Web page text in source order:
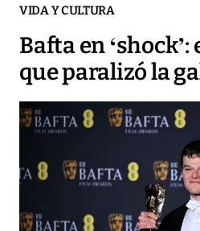
VIDA Y CULTURA
Bafta en
que paralizó la